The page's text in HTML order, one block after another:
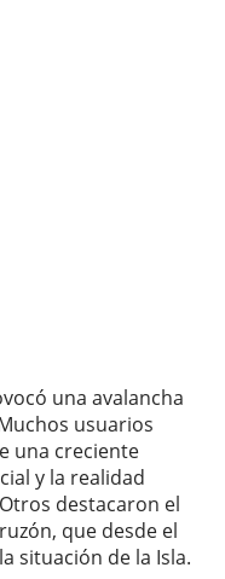
una avalancha
usuarios
una creciente
y la realidad
destacaron el
que desde el
situación de la Isla.